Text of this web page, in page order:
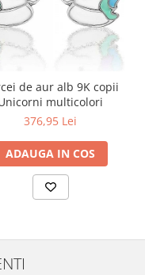
de aur alb 9K copii
multicolori
376,95 Lei
ADAUGA IN COS